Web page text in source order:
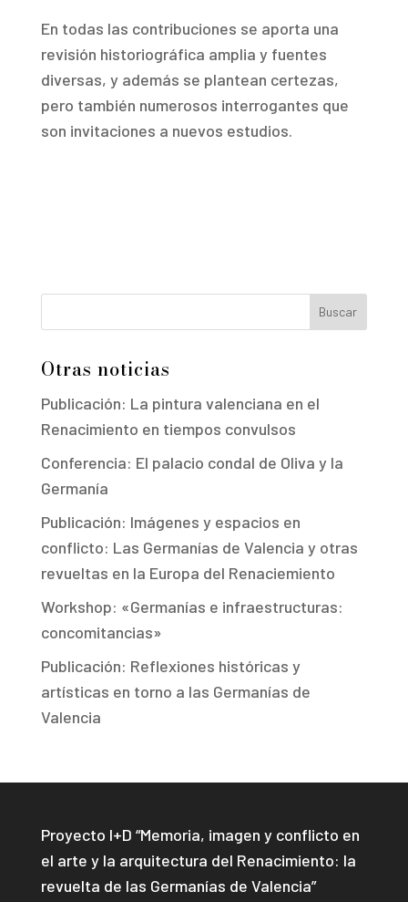
En todas las contribuciones se aporta una
revisión historiográfica amplia y fuentes
diversas, y además se plantean certezas,
pero también numerosos interrogantes que
son invitaciones a nuevos estudios.
Buscar
Otras noticias
Publicación: La pintura valenciana en el
Renacimiento en tiempos convulsos
Conferencia: El palacio condal de Oliva y la
Germanía
Publicación: Imágenes y espacios en
conflicto: Las Germanías de Valencia y otras
revueltas en la Europa del Renaciemiento
Workshop: «Germanías e infraestructuras:
concomitancias»
Publicación: Reflexiones históricas y
artísticas en torno a las Germanías de
Valencia
Proyecto I+D “Memoria, imagen y conflicto en
el arte y la arquitectura del Renacimiento: la
revuelta de las Germanías de Valencia”